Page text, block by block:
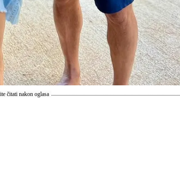
čitati nakon oglasa